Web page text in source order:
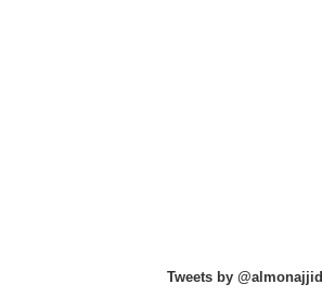
Tweets by @almonajjid